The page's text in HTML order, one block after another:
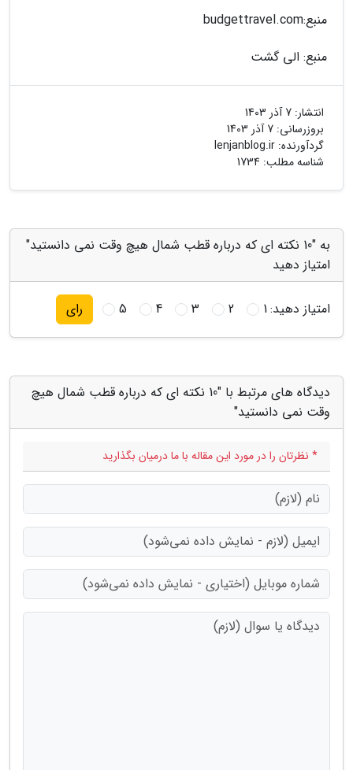
منبع:budgettravel.com
منبع: الی گشت
انتشار: 7 آذر 1403
بروزرسانی: 7 آذر 1403
گردآورنده: lenjanblog.ir
شناسه مطلب: 1734
به "10 نکته ای که درباره قطب شمال هیچ وقت نمی دانستید"
امتیاز دهید
امتیاز دهید:1
2
3
4
5 رای
دیدگاه های مرتبط با "10 نکته ای که درباره قطب شمال هیچ
وقت نمی دانستید"
* نظرتان را در مورد این مقاله با ما درمیان بگذارید